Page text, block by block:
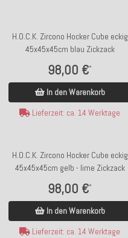
H.O.C.K. Zircono Hocker Cube eckig
45x45x45cm blau Zickzack
98,00 €*
In den Warenkorb
Lieferzeit: ca. 14 Werktage
H.O.C.K. Zircono Hocker Cube eckig
45x45x45cm gelb - lime Zickzack
98,00 €*
In den Warenkorb
Lieferzeit: ca. 14 Werktage